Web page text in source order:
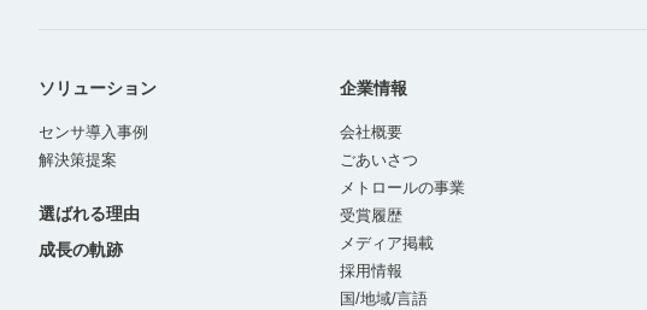
ソリューション
センサ導入事例
解決策提案
選ばれる理由
成長の軌跡
企業情報
会社概要
ごあいさつ
メトロールの事業
受賞履歴
メディア掲載
採用情報
国/地域/言語